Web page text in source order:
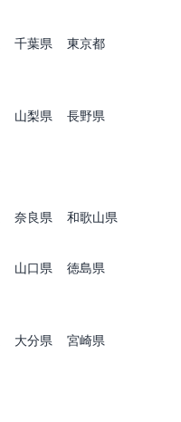
千葉県
東京都
山梨県
長野県
奈良県
和歌山県
山口県
徳島県
大分県
宮崎県